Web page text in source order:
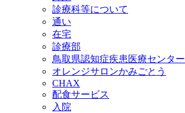
診療科等について
通い
在宅
診療部
鳥取県認知症疾患 医療センター
オレンジサロンかみごとう
CHAX
配食サービス
入院